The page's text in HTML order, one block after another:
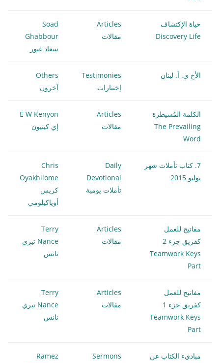
حياة الإكتشاف
Discovery Life
Articles
مقالات
Soad
Ghabbour
سعاد غبور
الأخ ي. أ. لبنان
Testimonies
إختبارات
Others
آخرون
الكلمة المُسيطرة
The Prevailing
Word
Articles
مقالات
E W Kenyon
إي كينيون
7. كتاب تأملات شهر
يوليو 2015
Daily
Devotional
تأملات يومية
Chris
Oyakhilome
كريس
أوياكيلومي
مفاتيح للعمل
كفريق جزء 2
Teamwork Keys
Part
Articles
مقالات
Terry
Nance تيري
نانس
مفاتيح للعمل
كفريق جزء 1
Teamwork Keys
Part
Articles
مقالات
Terry
Nance تيري
نانس
مباديء الكتاب عن
Sermons
Ramez